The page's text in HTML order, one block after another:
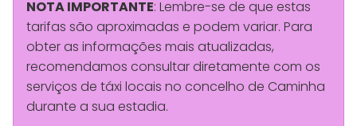
NOTA IMPORTANTE: Lembre-se de que estas
tarifas são aproximadas e podem variar. Para
obter as informações mais atualizadas,
recomendamos consultar diretamente com os
serviços de táxi locais no concelho de Caminha
durante a sua estadia.